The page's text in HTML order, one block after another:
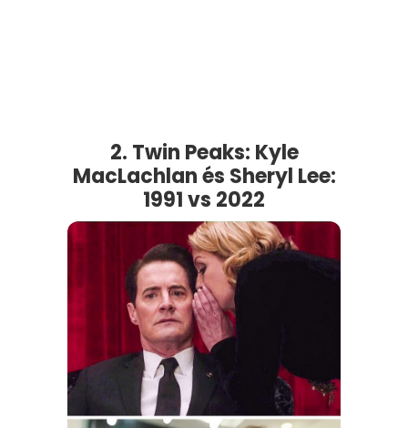
2. Twin Peaks: Kyle
MacLachlan és Sheryl Lee:
1991 vs 2022